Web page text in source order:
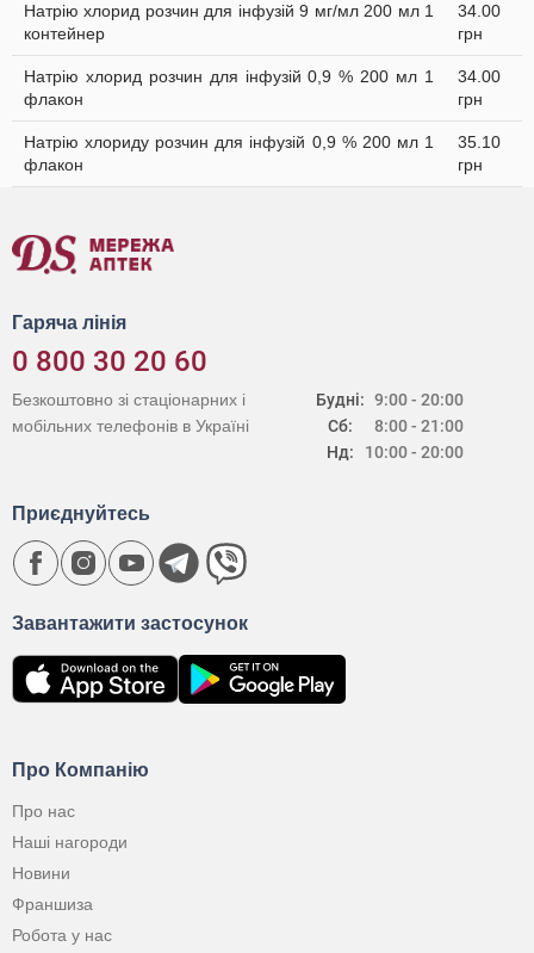
Натрію хлорид розчин для інфузій 9 мг/мл 200 мл 1
контейнер
34.00
грн
Натрію хлорид розчин для інфузій 0,9 % 200 мл 1
флакон
34.00
грн
Натрію хлориду розчин для інфузій 0,9 % 200 мл 1
флакон
35.10
грн
Гаряча лінія
0 800 30 20 60
Будні:
Сб:
Нд:
9:00 - 20:00
8:00 - 21:00
10:00 - 20:00
Безкоштовно зі стаціонарних і
мобільних телефонів в Україні
Про Компанію
Про нас
Наші нагороди
Новини
Франшиза
Робота у нас
Завантажити застосунок
Приєднуйтесь